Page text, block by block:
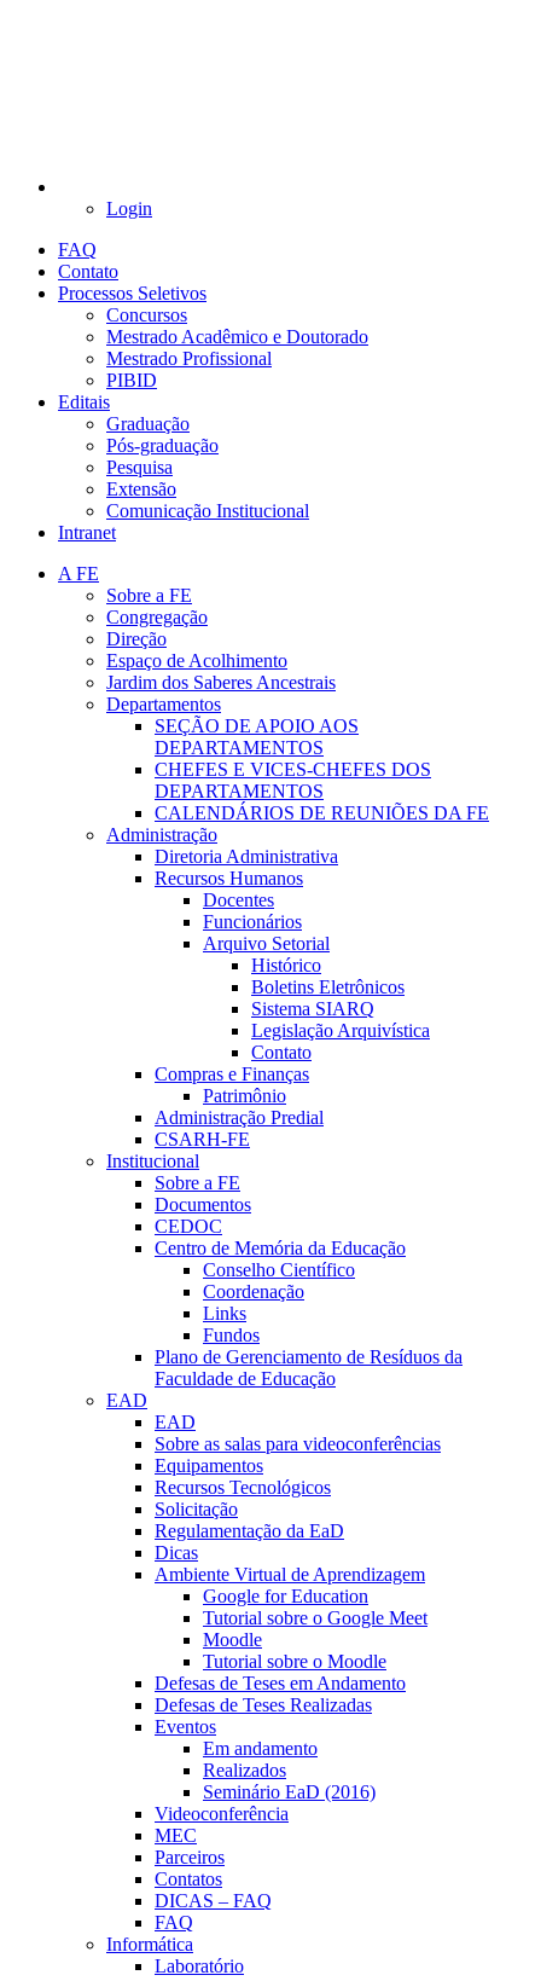
Login
FAQ
Contato
Processos Seletivos
Concursos
Mestrado Acadêmico e Doutorado
Mestrado Profissional
PIBID
Editais
Graduação
Pós-graduação
Pesquisa
Extensão
Comunicação Institucional
Intranet
A FE
Sobre a FE
Congregação
Direção
Espaço de Acolhimento
Jardim dos Saberes Ancestrais
Departamentos
SEÇÃO DE APOIO AOS
DEPARTAMENTOS
CHEFES E VICES-CHEFES DOS
DEPARTAMENTOS
CALENDÁRIOS DE REUNIÕES DA FE
Administração
Diretoria Administrativa
Recursos Humanos
Docentes
Funcionários
Arquivo Setorial
Histórico
Boletins Eletrônicos
Sistema SIARQ
Legislação Arquivística
Contato
Compras e Finanças
Patrimônio
Administração Predial
CSARH-FE
Institucional
Sobre a FE
Documentos
CEDOC
Centro de Memória da Educação
Conselho Científico
Coordenação
Links
Fundos
Plano de Gerenciamento de Resíduos da
Faculdade de Educação
EAD
EAD
Sobre as salas para videoconferências
Equipamentos
Recursos Tecnológicos
Solicitação
Regulamentação da EaD
Dicas
Ambiente Virtual de Aprendizagem
Google for Education
Tutorial sobre o Google Meet
Moodle
Tutorial sobre o Moodle
Defesas de Teses em Andamento
Defesas de Teses Realizadas
Eventos
Em andamento
Realizados
Seminário EaD (2016)
Videoconferência
MEC
Parceiros
Contatos
DICAS – FAQ
FAQ
Informática
Laboratório